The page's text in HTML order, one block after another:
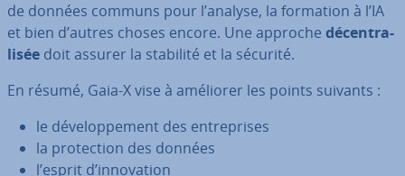
de données communs pour l’analyse, la formation à l’IA
et bien d’autres choses encore. Une approche dé­cen­tra­
li­sée doit assurer la stabilité et la sécurité.
En résumé, Gaia-X vise à améliorer les points suivants :
le dé­ve­lop­pe­ment des en­tre­prises
la pro­tec­tion des données
l’esprit d’in­no­va­tion